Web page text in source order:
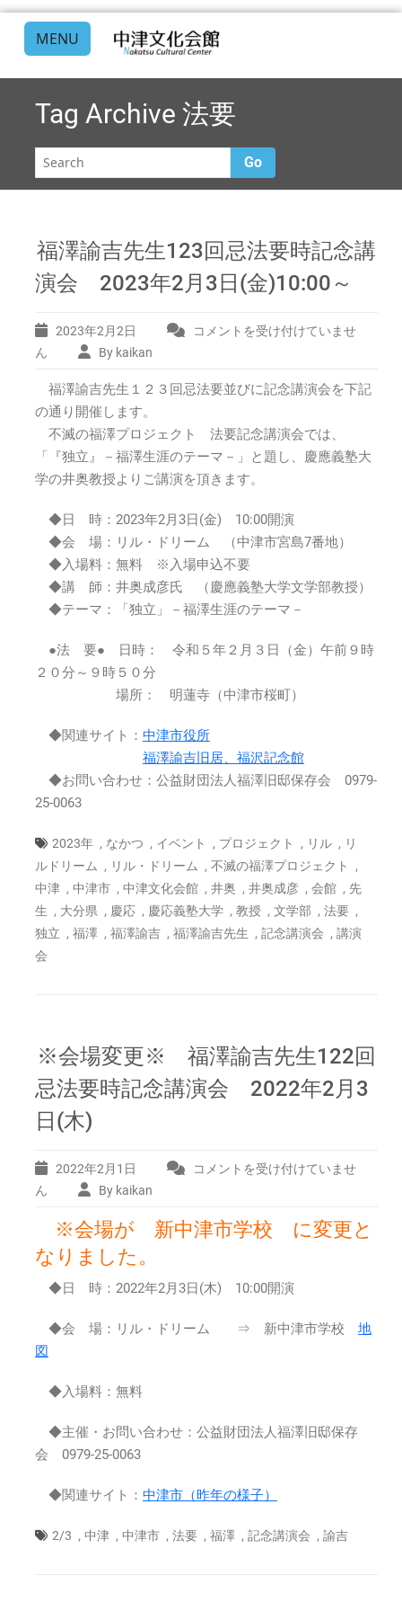
MENU
Tag Archive 法要
Go
福澤諭吉先生123回忌法要時記念講
演会 2023年2月3日(金)10:00～
2023年2月2日
福
吉
123
忌
要
時
記
演
2023
2
3
日
(金)10:00
～
コメントを受け付けていませ
ん
By kaikan
福澤諭吉先生１２３回忌法要並びに記念講演会を下記
の通り開催します。
不滅の福澤プロジェクト 法要記念講演会では、
「『独立』－福澤生涯のテーマ－」と題し、慶應義塾大
学の井奥教授よりご講演を頂きます。
◆日 時：2023年2月3日(金) 10:00開演
◆会 場：リル・ドリーム （中津市宮島7番地）
◆入場料：無料 ※入場申込不要
◆講 師：井奥成彦氏 （慶應義塾大学文学部教授）
◆テーマ：「独立」－福澤生涯のテーマ－
●法 要● 日時： 令和５年２月３日（金）午前９時
２０分～９時５０分
場所： 明蓮寺（中津市桜町）
◆関連サイト： 中津市役所
福澤諭吉旧居、福沢記念館
◆お問い合わせ：公益財団法人福澤旧邸保存会 0979-
25-0063
2023年 , なかつ , イベント , プロジェクト , リル , リ
ルドリーム
, リル・ドリーム , 不滅の福澤プロジェクト ,
中津 , 中津市 , 中津文化会館 , 井奥 , 井奥成彦 , 会館 , 先
生 , 大分県 , 慶応 , 慶応義塾大学 , 教授 , 文学部 , 法要 ,
独立 , 福澤 , 福澤諭吉 , 福澤諭吉先生 , 記念講演会 , 講演
会
※会場変更※ 福澤諭吉先生122回
忌法要時記念講演会 2022年2月3
日(木)
2022年2月1日
※
変
福
諭
吉
忌
時
念
講
コメントを受け付けていませ
ん
By kaikan
※会場が 新中津市学校 に変更と
なりました。
◆日 時：2022年2月3日(木) 10:00開演
◆会 場：リル・ドリーム ⇒ 新中津市学校 地
図
◆入場料：無料
◆主催・お問い合わせ：公益財団法人福澤旧邸保存
会 0979-25-0063
◆関連サイト： 中津市（昨年の様子）
2/3 , 中津 , 中津市 , 法要 , 福澤 , 記念講演会 , 諭吉